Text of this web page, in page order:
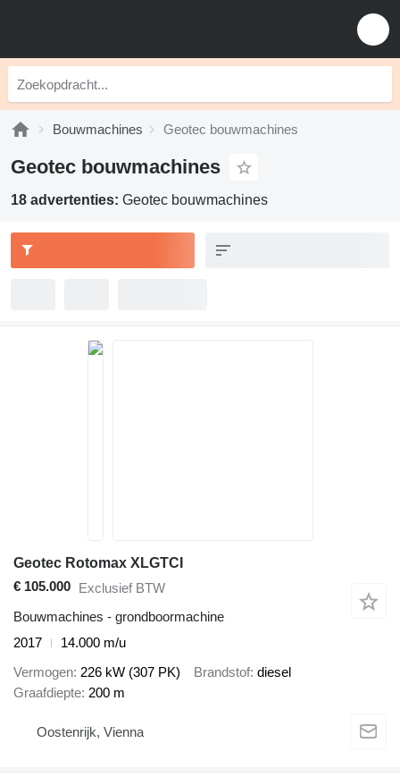
Bouwmachines Geotec bouwmachines
Geotec bouwmachines
18 advertenties: Geotec bouwmachines
Geotec Rotomax XLGTCI
€ 105.000 Exclusief BTW
Bouwmachines - grondboormachine
2017
14.000 m/u
Vermogen 226 kW (307 PK) Brandstof diesel
Graafdiepte 200 m
Oostenrijk, Vienna